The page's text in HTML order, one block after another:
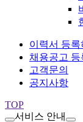
이력서 등록
채용공고 등
고객문의
공지사항
TOP
서비스 안내